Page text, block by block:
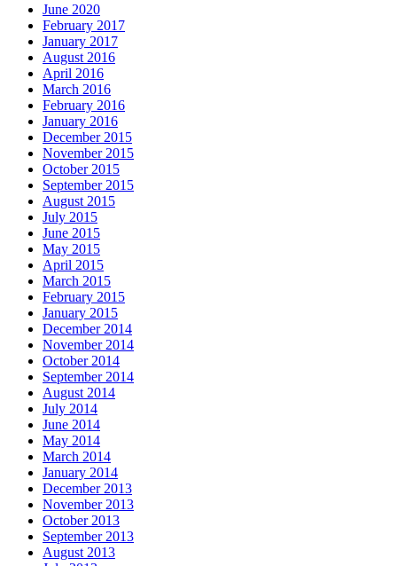
June 2020
February 2017
January 2017
August 2016
April 2016
March 2016
February 2016
January 2016
December 2015
November 2015
October 2015
September 2015
August 2015
July 2015
June 2015
May 2015
April 2015
March 2015
February 2015
January 2015
December 2014
November 2014
October 2014
September 2014
August 2014
July 2014
June 2014
May 2014
March 2014
January 2014
December 2013
November 2013
October 2013
September 2013
August 2013